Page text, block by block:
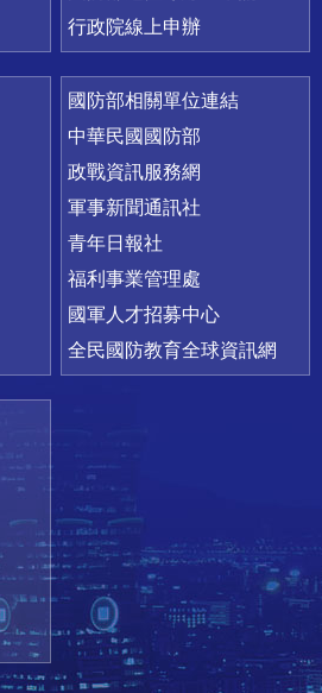
行政院線上申辦
國防部相關單位連結
中華民國國防部
政戰資訊服務網
軍事新聞通訊社
青年日報社
福利事業管理處
國軍人才招募中心
全民國防教育全球資訊網